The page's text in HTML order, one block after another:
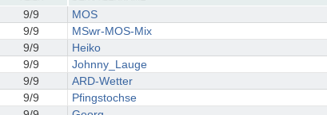
9/9 MOS
9/9 MSwr-MOS-Mix
9/9 Heiko
9/9 Johnny_Lauge
9/9 ARD-Wetter
9/9 Pfingstochse